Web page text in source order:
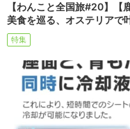
【わんこと全国旅#20】【
美食を巡る、オステリアで
特集